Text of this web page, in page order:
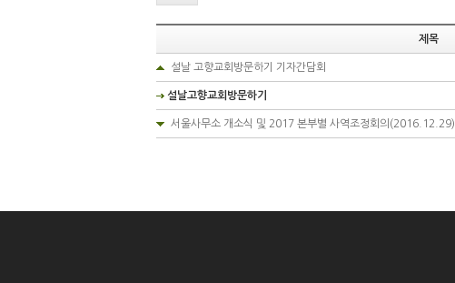
제목
설날 고향교회방문하기 기자간담회
설날고향교회방문하기
서울사무소 개소식 및 2017 본부별 사역조정회의(2016.12.29)